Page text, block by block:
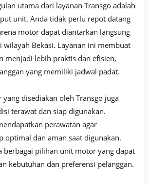
utama dari layanan Transgo adalah
unit. Anda tidak perlu repot datang
motor dapat diantarkan langsung
wilayah Bekasi. Layanan ini membuat
menjadi lebih praktis dan efisien,
yang memiliki jadwal padat.
disediakan oleh Transgo juga
terawat dan siap digunakan.
perawatan agar
optimal dan aman saat digunakan.
berbagai pilihan unit motor yang dapat
kebutuhan dan preferensi pelanggan.